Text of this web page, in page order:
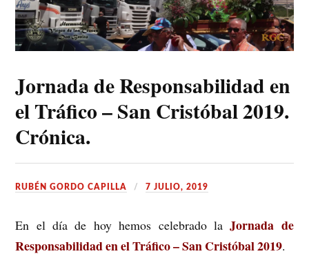
Jornada de Responsabilidad en
el Tráfico – San Cristóbal 2019.
Crónica.
RUBÉN GORDO CAPILLA 7 JULIO, 2019
En el día de hoy hemos celebrado laJornada de
Responsabilidad en el Tráfico – San Cristóbal 2019.